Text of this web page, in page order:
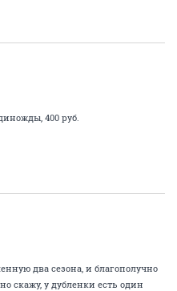
400 руб.
два сезона, и благополучно
скажу, у дубленки есть один